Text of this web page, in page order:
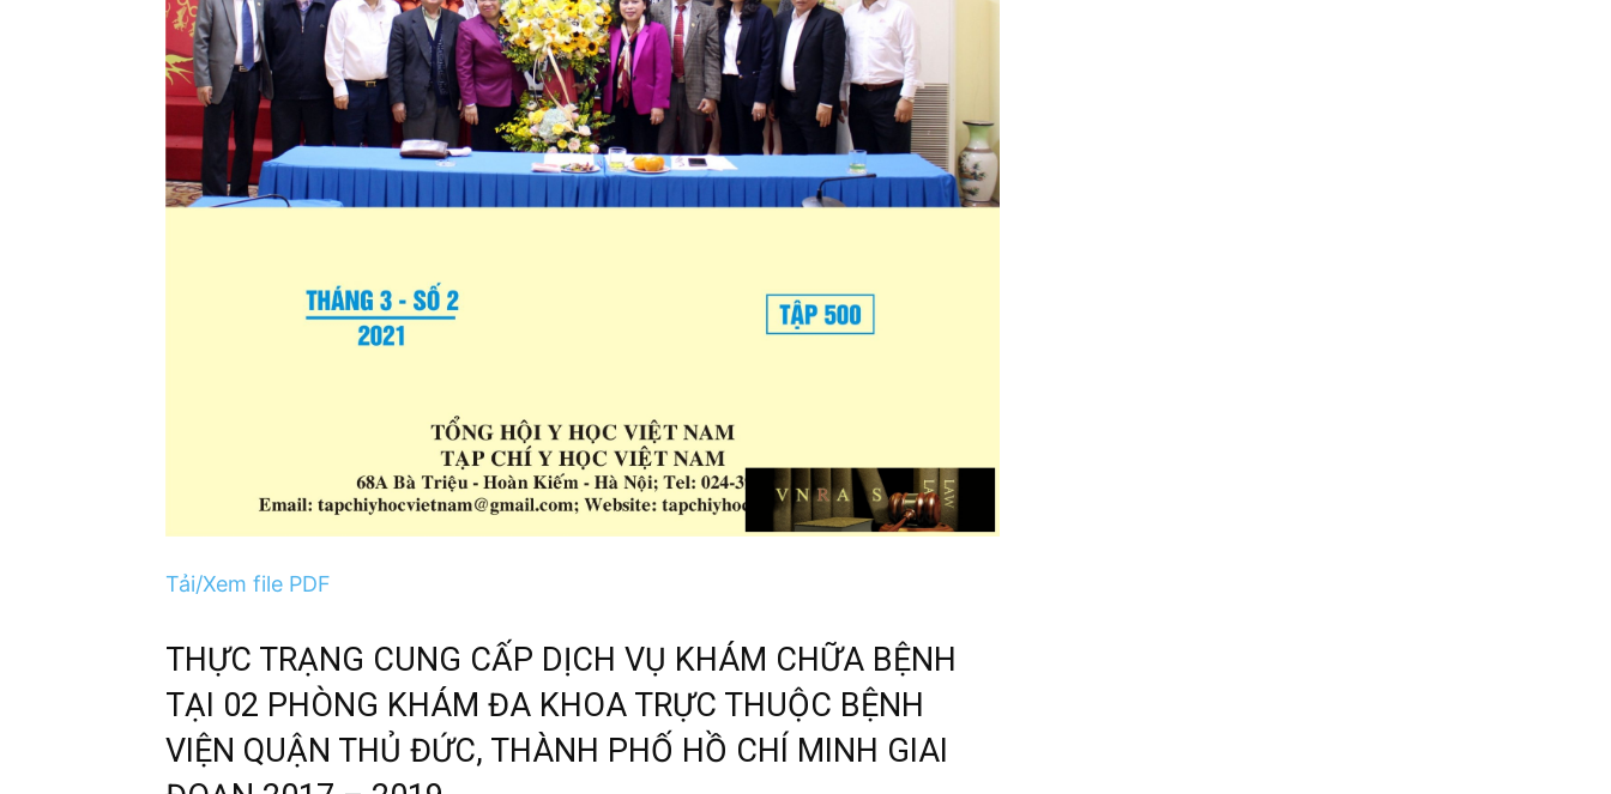
Tải/Xem file PDF
THỰC TRẠNG CUNG CẤP DỊCH VỤ KHÁM CHỮA BỆNH
TẠI 02 PHÒNG KHÁM ĐA KHOA TRỰC THUỘC BỆNH
VIỆN QUẬN THỦ ĐỨC, THÀNH PHỐ HỒ CHÍ MINH GIAI